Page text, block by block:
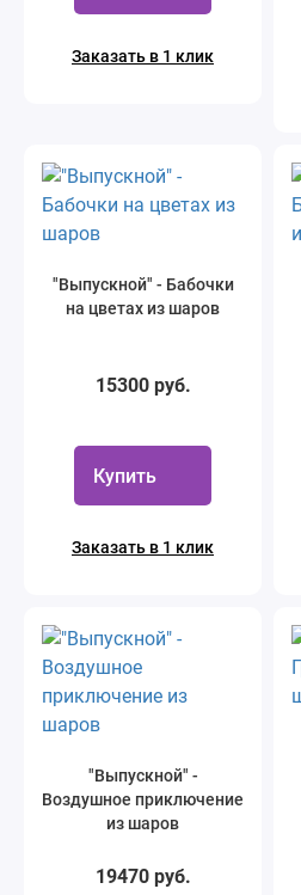
Заказать в 1 клик
"Выпускной" - Бабочки
на цветах из шаров
15300 руб.
Купить
Заказать в 1 клик
"Выпускной" -
Воздушное приключение
из шаров
19470 руб.